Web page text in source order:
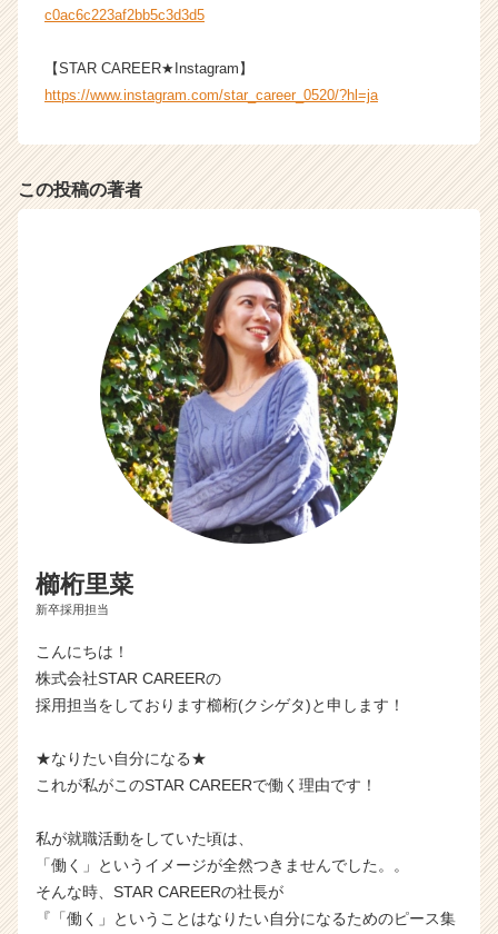
h
C
c0ac6c223af2bb5c3d3d5
【STAR CAREER★Instagram】
https://www.instagram.com/star_career_0520/?hl=ja
この投稿の著者
櫛桁里菜
新卒採用担当
こんにちは！
株式会社STAR CAREERの
採用担当をしております櫛桁(クシゲタ)と申します！
★なりたい自分になる★
これが私がこのSTAR CAREERで働く理由です！
私が就職活動をしていた頃は、
「働く」というイメージが全然つきませんでした。。
そんな時、STAR CAREERの社長が
『「働く」ということはなりたい自分になるためのピース集